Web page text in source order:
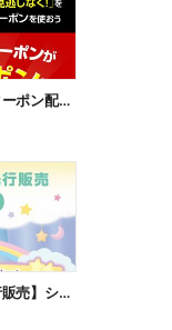
【おトク】お店で使えるクーポン配信中
【ファミマオンライン先行販売】シルバニアファミリー